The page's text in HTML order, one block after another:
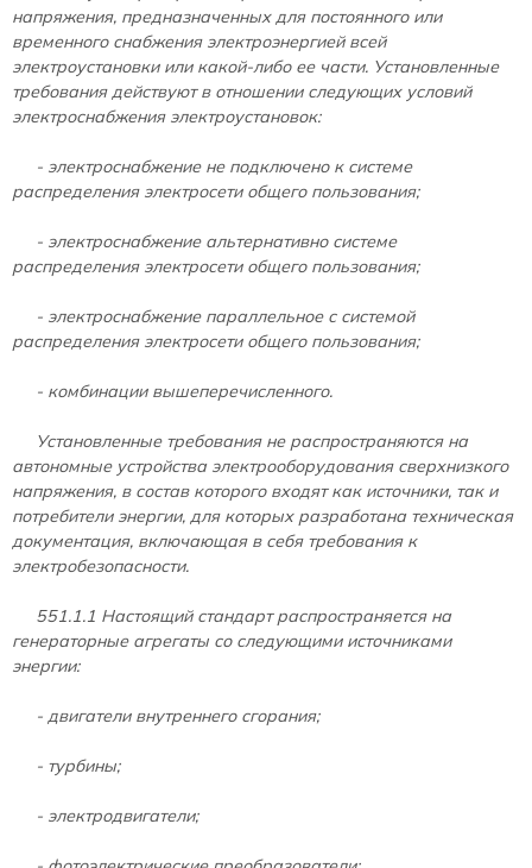
напряжения, предназначенных для постоянного или
временного снабжения электроэнергией всей
электроустановки или какой-либо ее части. Установленные
требования действуют в отношении следующих условий
электроснабжения электроустановок:
- электроснабжение не подключено к системе
распределения электросети общего пользования;
- электроснабжение альтернативно системе
распределения электросети общего пользования;
- электроснабжение параллельное с системой
распределения электросети общего пользования;
- комбинации вышеперечисленного.
Установленные требования не распространяются на
автономные устройства электрооборудования сверхнизкого
напряжения, в состав которого входят как источники, так и
потребители энергии, для которых разработана техническая
документация, включающая в себя требования к
электробезопасности.
551.1.1 Настоящий стандарт распространяется на
генераторные агрегаты со следующими источниками
энергии:
- двигатели внутреннего сгорания;
- турбины;
- электродвигатели;